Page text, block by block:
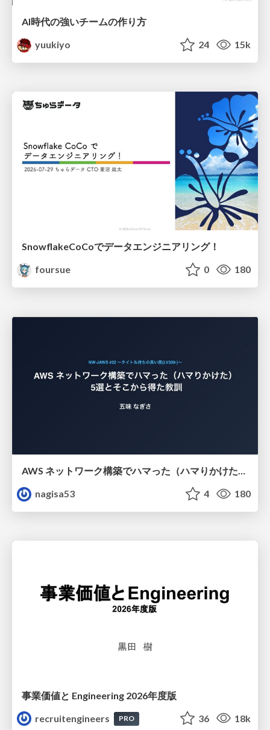
AI時代の強いチームの作り方
yuukiyo
24 15k
SnowflakeCoCoでデータエンジニアリング！
foursue
0 180
AWS ネットワーク構築でハマった（ハマりかけた） 5選とそこから得た教訓
nagisa53
4 180
事業価値と Engineering 2026年度版
recruitengineers
PRO 36 18k